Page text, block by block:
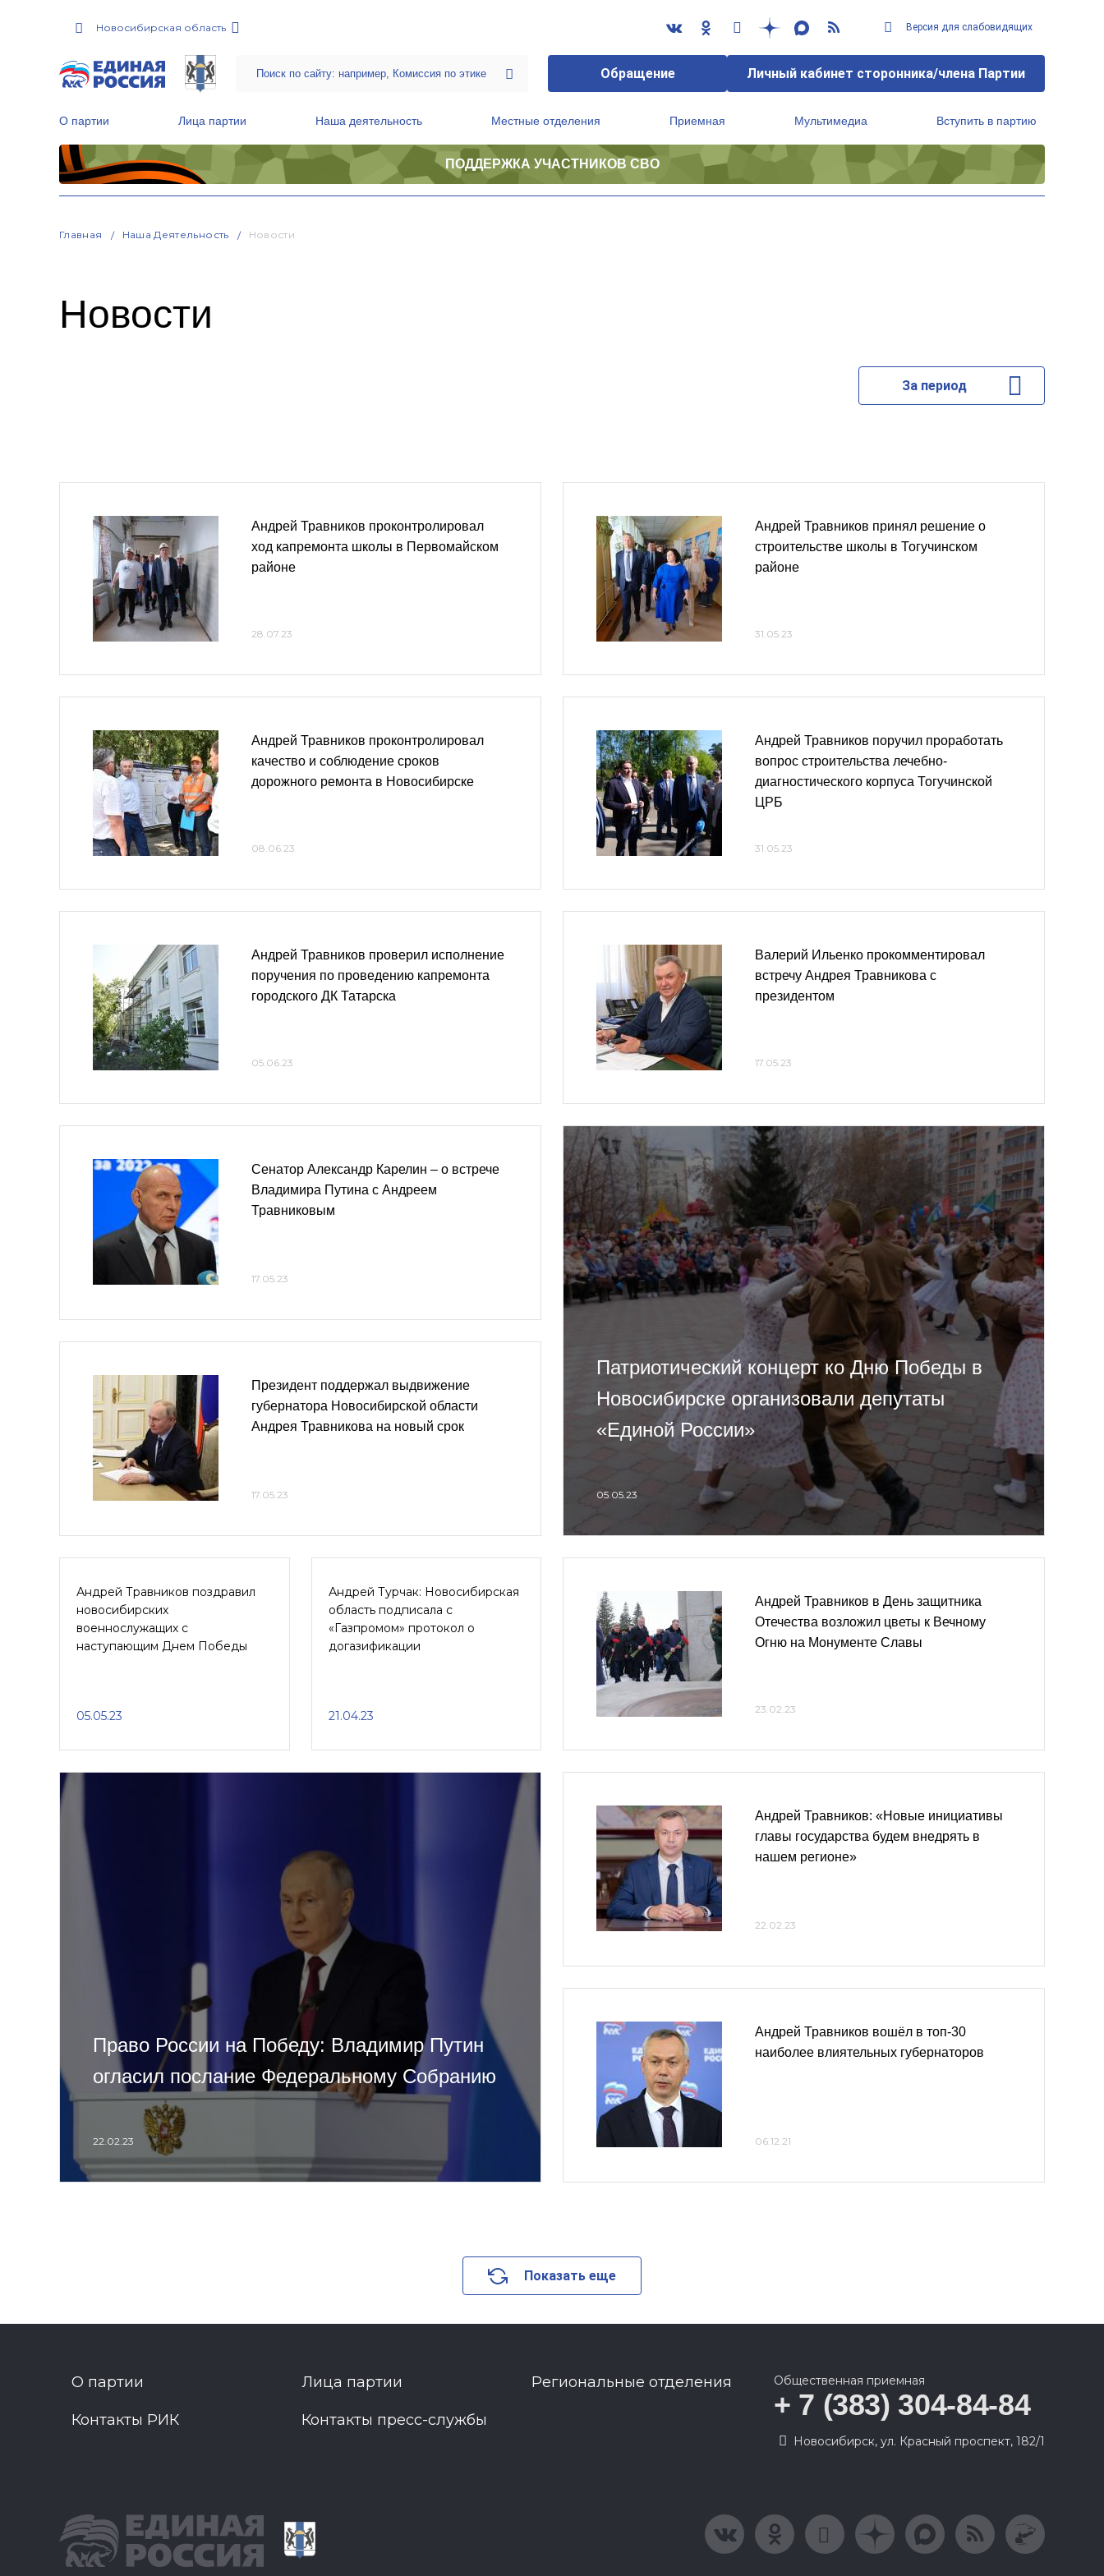
Новосибирская область Версия для слабовидящих
Обращение Личный кабинет сторонника/члена Партии
О партии Лица партии Наша деятельность Местные отделения Приемная Мультимедиа Вступить в партию
ПОДДЕРЖКА УЧАСТНИКОВ СВО
Главная Наша Деятельность Новости
Новости
За период
Андрей Травников проконтролировал
ход капремонта школы в Первомайском
районе
28.07.23
Андрей Травников проконтролировал
качество и соблюдение сроков
дорожного ремонта в Новосибирске
08.06.23
Андрей Травников проверил исполнение
поручения по проведению капремонта
городского ДК Татарска
05.06.23
Андрей Травников принял решение о
строительстве школы в Тогучинском
районе
31.05.23
Андрей Травников поручил проработать
вопрос строительства лечебно-
диагностического корпуса Тогучинской
ЦРБ
31.05.23
Валерий Ильенко прокомментировал
встречу Андрея Травникова с
президентом
17.05.23
Сенатор Александр Карелин – о встрече
Владимира Путина с Андреем
Травниковым
17.05.23
Президент поддержал выдвижение
губернатора Новосибирской области
Андрея Травникова на новый срок
17.05.23
Патриотический концерт ко Дню Победы в
Новосибирске организовали депутаты
«Единой России»
05.05.23
Андрей Травников поздравил
новосибирских
военнослужащих с
наступающим Днем Победы
05.05.23
Андрей Турчак: Новосибирская
область подписала с
«Газпромом» протокол о
догазификации
21.04.23
Андрей Травников в День защитника
Отечества возложил цветы к Вечному
Огню на Монументе Славы
23.02.23
Право России на Победу: Владимир Путин
огласил послание Федеральному Собранию
22.02.23
Андрей Травников: «Новые инициативы
главы государства будем внедрять в
нашем регионе»
22.02.23
Андрей Травников вошёл в топ-30
наиболее влиятельных губернаторов
06.12.21
Показать еще
О партии Лица партии Региональные отделения
Контакты РИК Контакты пресс-службы
Общественная приемная
+ 7 (383) 304-84-84
Новосибирск, ул. Красный проспект, 182/1